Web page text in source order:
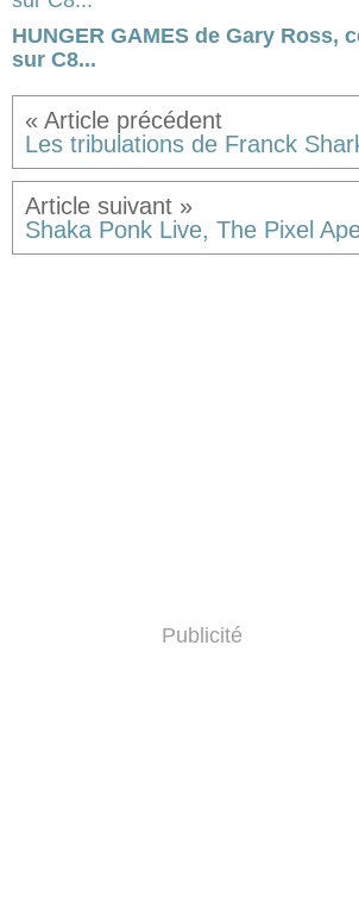
HUNGER GAMES de Gary Ross,
sur C8...
Publicité